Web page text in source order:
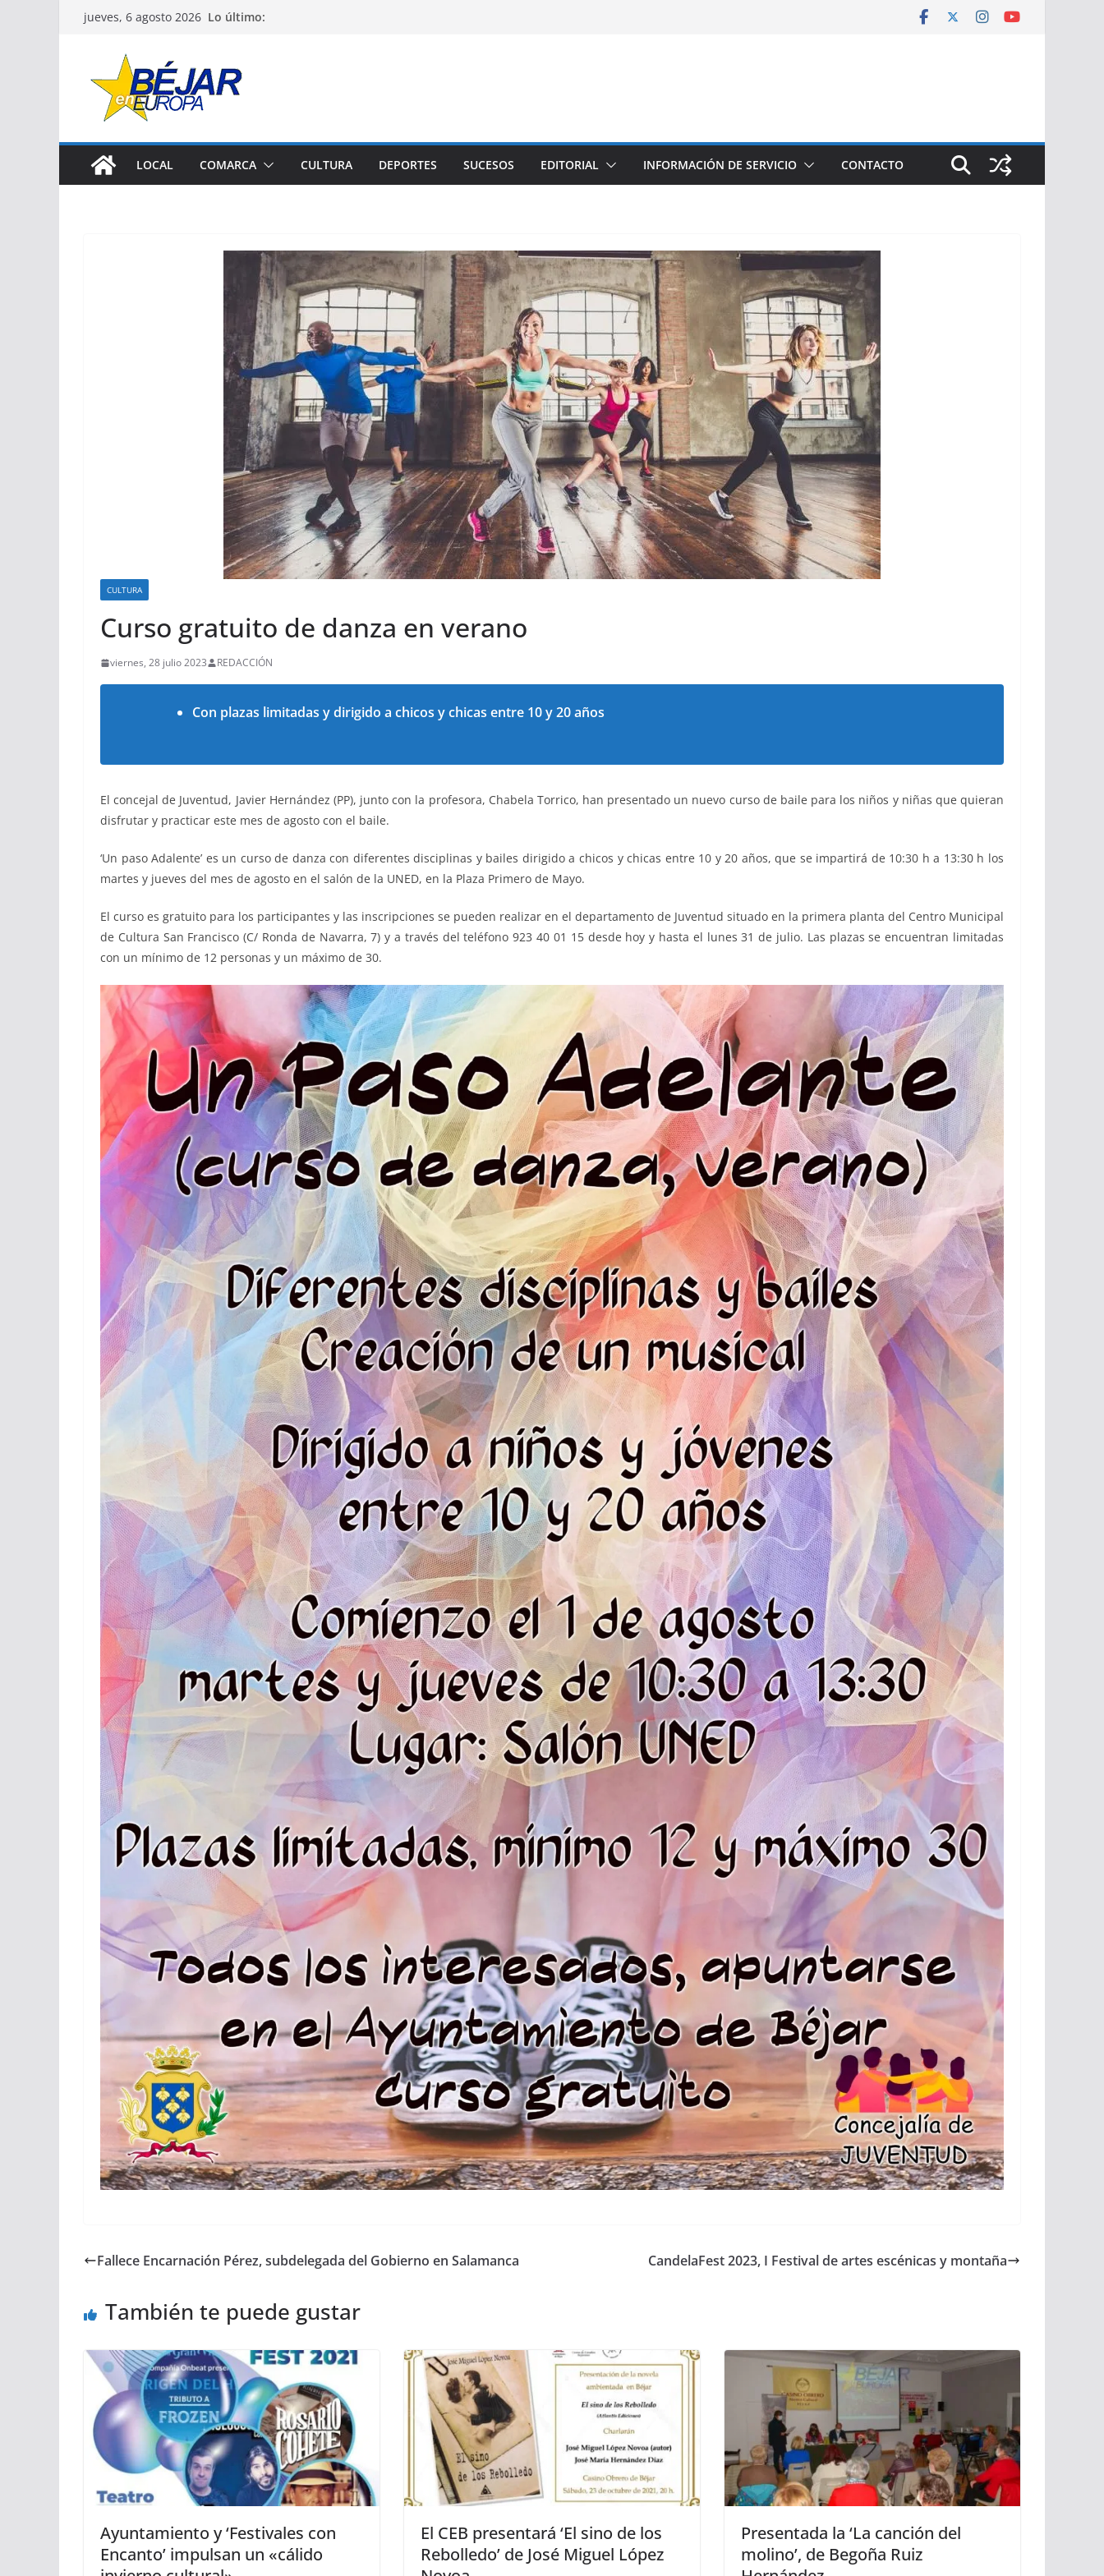
Saltarjueves, 6 agosto 2026 Lo último:
LOCAL COMARCA CULTURA DEPORTES SUCESOS EDITORIAL INFORMACIÓN DE SERVICIO CONTACTO
CULTURA
Curso gratuito de danza en verano
viernes, 28 julio 2023 REDACCIÓN
Con plazas limitadas y dirigido a chicos y chicas entre 10 y 20 años
El concejal de Juventud, Javier Hernández (PP), junto con la profesora, Chabela Torrico, han presentado un nuevo curso de baile para los niños y niñas que quieran
disfrutar y practicar este mes de agosto con el baile.
‘Un paso Adalente’ es un curso de danza con diferentes disciplinas y bailes dirigido a chicos y chicas entre 10 y 20 años, que se impartirá de 10:30 h a 13:30 h los
martes y jueves del mes de agosto en el salón de la UNED, en la Plaza Primero de Mayo.
El curso es gratuito para los participantes y las inscripciones se pueden realizar en el departamento de Juventud situado en la primera planta del Centro Municipal
de Cultura San Francisco (C/ Ronda de Navarra, 7) y a través del teléfono 923 40 01 15 desde hoy y hasta el lunes 31 de julio. Las plazas se encuentran limitadas
con un mínimo de 12 personas y un máximo de 30.
Fallece Encarnación Pérez, subdelegada del Gobierno en Salamanca CandelaFest 2023, I Festival de artes escénicas y montaña
También te puede gustar
Ayuntamiento y ‘Festivales con
Encanto’ impulsan un «cálido
El CEB presentará ‘El sino de los
Rebolledo’ de José Miguel López
Presentada la ‘La canción del
molino’, de Begoña Ruiz